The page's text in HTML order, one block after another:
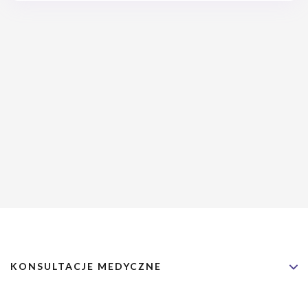
KONSULTACJE MEDYCZNE